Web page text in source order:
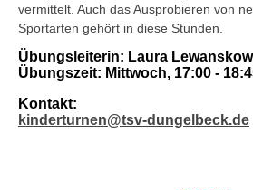
vermittelt. Auch das Ausprobieren von
Sportarten gehört in diese Stunden.
Übungsleiterin: Laura
Übungszeit: Mittwoch, 17:00 -
Kontakt:
kinderturnen@tsv-dungelbeck.de